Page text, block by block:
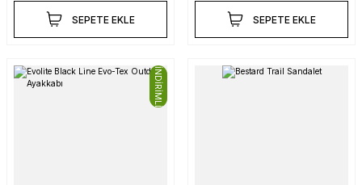
SEPETE EKLE SEPETE EKLE
İNDİRİMLİ